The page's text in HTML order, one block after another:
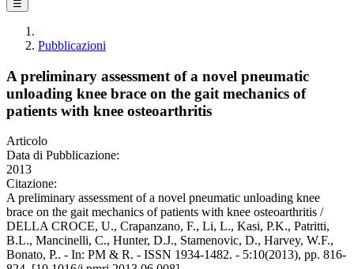
☰
Pubblicazioni
A preliminary assessment of a novel pneumatic
unloading knee brace on the gait mechanics of
patients with knee osteoarthritis
Articolo
Data di Pubblicazione:
2013
Citazione:
A preliminary assessment of a novel pneumatic unloading knee
brace on the gait mechanics of patients with knee osteoarthritis /
DELLA CROCE, U., Crapanzano, F., Li, L., Kasi, P.K., Patritti,
B.L., Mancinelli, C., Hunter, D.J., Stamenovic, D., Harvey, W.F.,
Bonato, P.. - In: PM & R. - ISSN 1934-1482. - 5:10(2013), pp. 816-